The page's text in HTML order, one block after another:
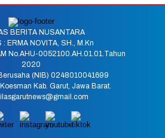
BERITA NUSANTARA
: ERMA NOVITA, SH., M.Kn
No.AHU-0052100.AH.01.01.Tahun
2020
(NIB) 0248010041699
Kab. Garut, Jawa Barat.